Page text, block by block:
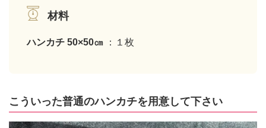
材料
ハンカチ 50×50㎝ ：１枚
こういった普通のハンカチを用意して下さい